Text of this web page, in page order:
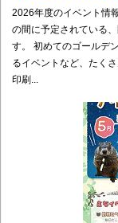
2026年度のイベント情
の間に予定されている
す。 初めてのゴールデ
るイベントなど、たく
印刷...